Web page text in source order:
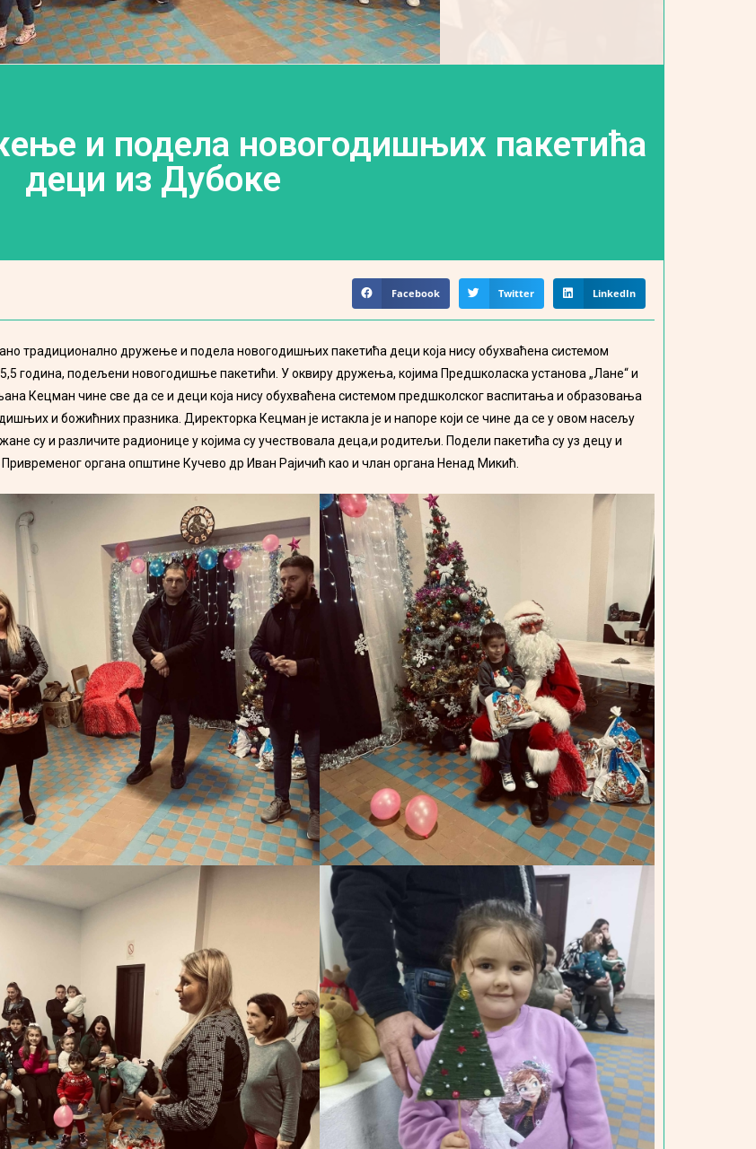
и подела новогодишњих пакетића
деци из Дубоке
Facebook Twitter LinkedIn
традиционално дружење и подела новогодишњих пакетића деци која нису обухваћена системом
година, подељени новогодишње пакетићи. У оквиру дружења, којима Предшколаска установа „Лане“ и
Кецман чине све да се и деци која нису обухваћена системом предшколског васпитања и образовања
и божићних празника. Директорка Кецман је истакла је и напоре који се чине да се у овом насељу
су и различите радионице у којима су учествовала деца,и родитељи. Подели пакетића су уз децу и
органа општине Кучево др Иван Рајичић као и члан органа Ненад Микић.